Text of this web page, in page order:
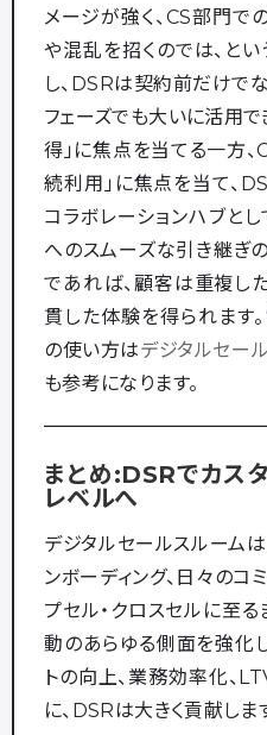
メージが強く、CS部門
や混乱を招くのでは、とい
し、DSRは契約前だけで
フェーズでも大いに活用で
得」に焦点を当てる一方
続利用」に焦点を当て、
コラボレーションハブと
へのスムーズな引き継ぎ
であれば、顧客は重複し
貫した体験を得られます
の使い方はデジタルセー
も参考になります。
まとめ:DSRでカス
レベルへ
デジタルセールスルーム
ンボーディング、日々のコ
プセル・クロスセルに至る
動のあらゆる側面を強化
トの向上、業務効率化、
に、DSRは大きく貢献しま